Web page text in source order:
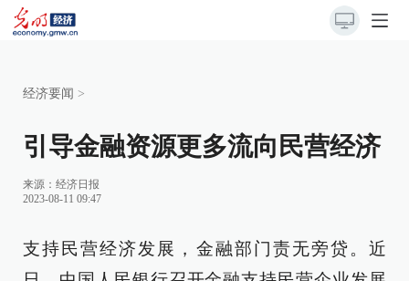
经济要闻 >
引导金融资源更多流向民营经济
来源： 经济日报
2023-08-11 09:47
支持民营经济发展，金融部门责无旁贷。近